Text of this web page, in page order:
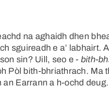
na aghaidh dhen
sguireadh e a’ labhairt.
sin? Uill, seo e - bith-
Pòl bith-bhriathrach. Ma
Earrann a h-ochd deug.